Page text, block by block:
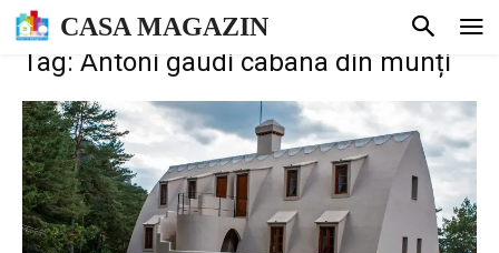
CASA MAGAZIN
Tag: Antoni gaudi cabana din munți